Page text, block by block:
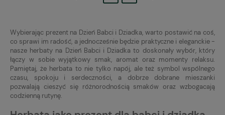
Wybierając prezent na Dzień Babci i Dziadka, warto postawić na coś,
co sprawi im radość, a jednocześnie będzie praktyczne i eleganckie -
nasze herbaty na Dzień Babci i Dziadka to doskonały wybór, który
łączy w sobie wyjątkowy smak, aromat oraz momenty relaksu.
Pamiętaj, że herbata to nie tylko napój, ale też symbol wspólnego
czasu, spokoju i serdeczności, a dobrze dobrane mieszanki
pozwalają cieszyć się różnorodnością smaków oraz wzbogacają
codzienną rutynę.